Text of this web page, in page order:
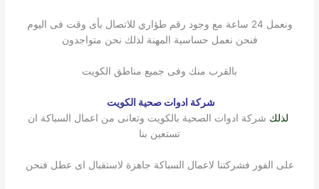
ونعمل 24 ساعة مع وجود رقم طؤاري للاتصال بأى وقت فى اليوم
فنحن نعمل حساسية المهنة لذلك نحن متواجدون
بالقرب منك وفى جميع مناطق الكويت
شركة ادوات صحية الكويت
لذلك شركة ادوات الصحية بالكويت وتعانى من اعمال السباكة ان
تستعين بنا
على الفور فشركتنا لاعمال السباكة جاهزة لاستقبال اى عطل فنحن